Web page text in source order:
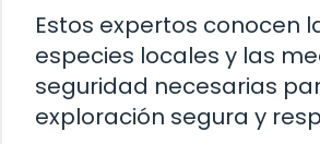
Estos expertos conocen
especies locales y las
seguridad necesarias
exploración segura y